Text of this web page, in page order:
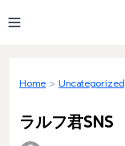
Home > Uncategorized
ラルフ君SNS